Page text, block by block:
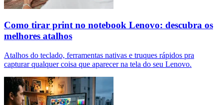
Como tirar print no notebook Lenovo: descubra os
melhores atalhos
Atalhos do teclado, ferramentas nativas e truques rápidos pra
capturar qualquer coisa que aparecer na tela do seu Lenovo.